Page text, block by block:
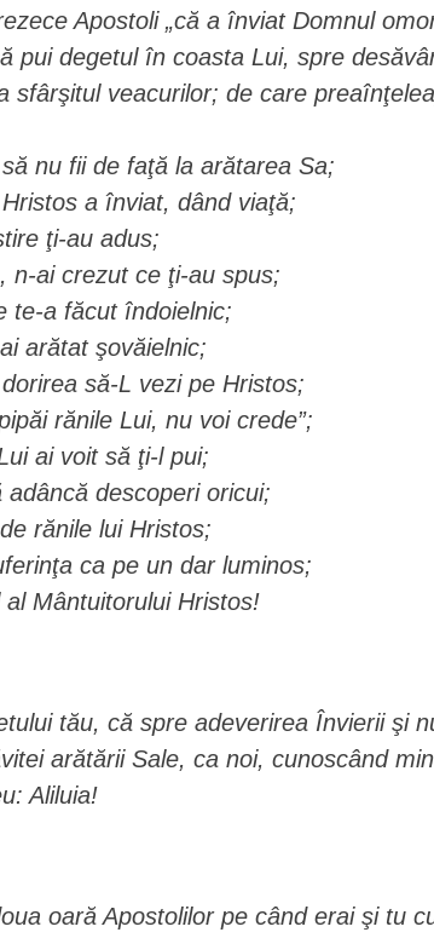
Apostoli „că a înviat Domnul
pui degetul în coasta Lui, spre
sfârşitul veacurilor; de care
nu fii de faţă la arătarea Sa;
a înviat, dând viaţă;
ţi-au adus;
n-ai crezut ce ţi-au spus;
te-a făcut îndoielnic;
arătat şovăielnic;
să-L vezi pe Hristos;
rănile Lui, nu voi crede”;
ai voit să ţi-l pui;
descoperi oricui;
rănile lui Hristos;
ca pe un dar luminos;
Mântuitorului Hristos!
tău, că spre adeverirea Învierii şi
arătării Sale, ca noi, cunoscând
Aliluia!
oară Apostolilor pe când erai şi tu